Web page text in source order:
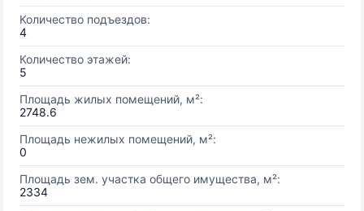
Количество подъездов:
4
Количество этажей:
5
Площадь жилых помещений, м²:
2748.6
Площадь нежилых помещений, м²:
0
Площадь зем. участка общего имущества, м²:
2334